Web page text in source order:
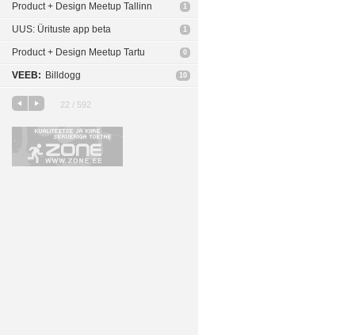
Product + Design Meetup Tallinn 1
UUS: Ürituste app beta 1
Product + Design Meetup Tartu 0
VEEB: Billdogg 10
22 / 592